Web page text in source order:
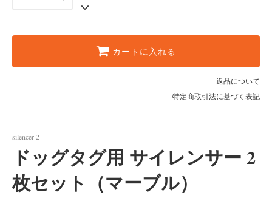
カートに入れる
返品について
特定商取引法に基づく表記
silencer-2
ドッグタグ用 サイレンサー 2
枚セット（マーブル）